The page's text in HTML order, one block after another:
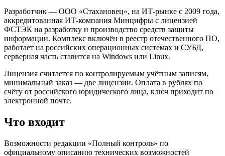
Разработчик — ООО «Стахановец», на ИТ-рынке с 2009 года,
аккредитованная ИТ-компания Минцифры с лицензией
ФСТЭК на разработку и производство средств защиты
информации. Комплекс включён в реестр отечественного ПО,
работает на российских операционных системах и СУБД,
серверная часть ставится на Windows или Linux.
Лицензия считается по контролируемым учётным записям,
минимальный заказ — две лицензии. Оплата в рублях по
счёту от российского юридического лица, ключ приходит по
электронной почте.
Что входит
Возможности редакции «Полный контроль» по
официальному описанию технических возможностей